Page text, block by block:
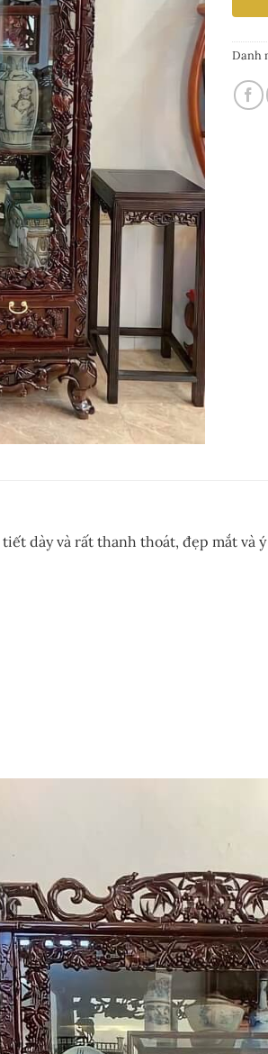
Danh
dày và rất thanh thoát, đẹp mắt